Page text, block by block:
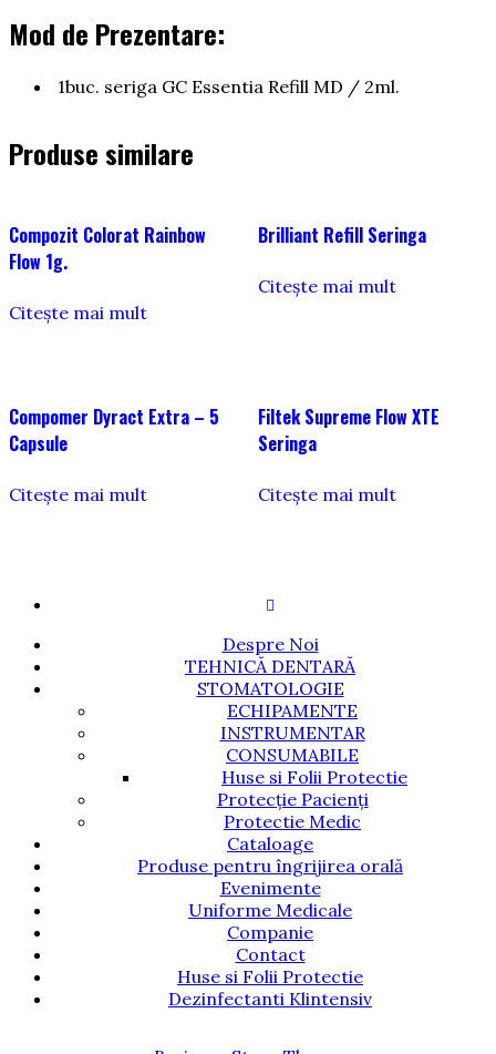
Mod de Prezentare:
1buc. seriga GC Essentia Refill MD / 2ml.
Produse similare
Compozit Colorat Rainbow
Flow 1g.
Citește mai mult
Brilliant Refill Seringa
Citește mai mult
Compomer Dyract Extra – 5
Capsule
Citește mai mult
Filtek Supreme Flow XTE
Seringa
Citește mai mult
Despre Noi
TEHNICĂ DENTARĂ
STOMATOLOGIE
ECHIPAMENTE
INSTRUMENTAR
CONSUMABILE
Huse si Folii Protectie
Protecție Pacienți
Protectie Medic
Cataloage
Produse pentru îngrijirea orală
Evenimente
Uniforme Medicale
Companie
Contact
Huse si Folii Protectie
Dezinfectanti Klintensiv